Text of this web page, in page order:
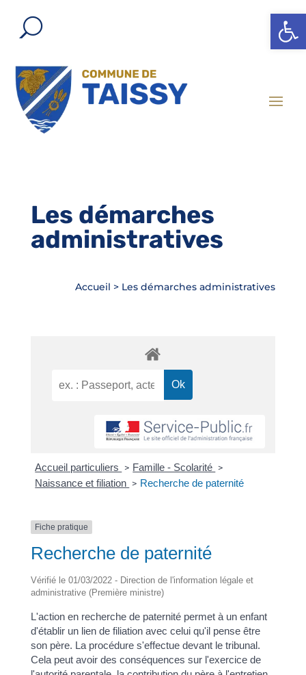
Ouvrir
Les démarches
administratives
Accueil > Les démarches administratives
Accueil particuliers > Famille - Scolarité >
Naissance et filiation > Recherche de paternité
Fiche pratique
Recherche de paternité
Vérifié le 01/03/2022 - Direction de l'information légale et
administrative (Première ministre)
L'action en recherche de paternité permet à un enfant
d'établir un lien de filiation avec celui qu'il pense être
son père. La procédure s'effectue devant le tribunal.
Cela peut avoir des conséquences sur l'exercice de